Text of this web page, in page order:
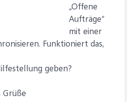
„Offene
Aufträge“
mit einer
Funktioniert das,
geben?
Grüße